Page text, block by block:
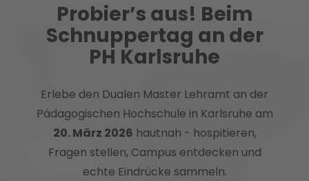
Probier’s aus! Beim
Schnuppertag an der
PH Karlsruhe
Erlebe den Dualen Master Lehramt an der
Pädagogischen Hochschule in Karlsruhe am
20. März 2026 hautnah - hospitieren,
Fragen stellen, Campus entdecken und
echte Eindrücke sammeln.